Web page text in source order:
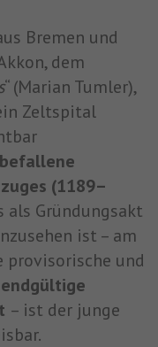
Bremen und
dem
“ (Marian Tumler),
Zeltspital
(1189–
als Gründungsakt
ist – am
provisorische und
– ist der junge
diese Website zu
um Ihre
diese Website zu